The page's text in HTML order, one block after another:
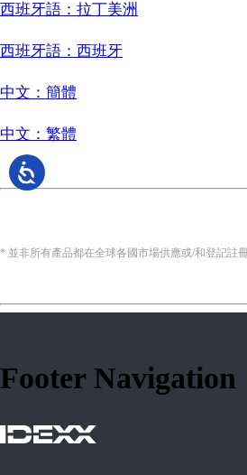
西班牙語：拉丁美洲
西班牙語：西班牙
中文：簡體
中文：繁體
* 並非所有產品都在全球各國市場供應或/和登記註冊
Footer Navigation